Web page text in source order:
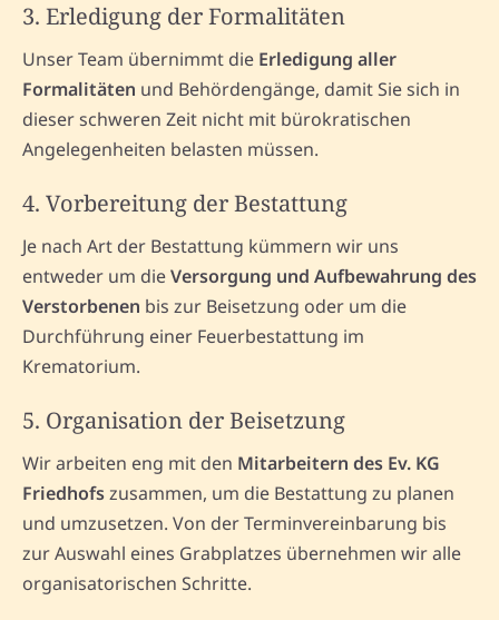
3. Erledigung der Formalitäten
Unser Team übernimmt die Erledigung aller
Formalitäten und Behördengänge, damit Sie sich in
dieser schweren Zeit nicht mit bürokratischen
Angelegenheiten belasten müssen.
4. Vorbereitung der Bestattung
Je nach Art der Bestattung kümmern wir uns
entweder um dieVersorgung und Aufbewahrung des
Verstorbenen bis zur Beisetzung oder um die
Durchführung einer Feuerbestattung im
Krematorium.
5. Organisation der Beisetzung
Wir arbeiten eng mit den Mitarbeitern des Ev. KG
Friedhofszusammen, um die Bestattung zu planen
und umzusetzen. Von der Terminvereinbarung bis
zur Auswahl eines Grabplatzes übernehmen wir alle
organisatorischen Schritte.